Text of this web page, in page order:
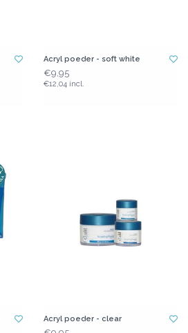
Acryl poeder - soft white
€9,95
€12,04 incl.
Acryl poeder - clear